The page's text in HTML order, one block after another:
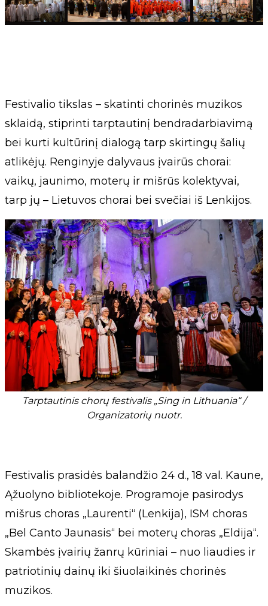
Festivalio tikslas – skatinti chorinės muzikos
sklaidą, stiprinti tarptautinį bendradarbiavimą
bei kurti kultūrinį dialogą tarp skirtingų šalių
atlikėjų. Renginyje dalyvaus įvairūs chorai:
vaikų, jaunimo, moterų ir mišrūs kolektyvai,
tarp jų – Lietuvos chorai bei svečiai iš Lenkijos.
Tarptautinis chorų festivalis „Sing in Lithuania“ /
Organizatorių nuotr.
Festivalis prasidės balandžio 24 d., 18 val. Kaune,
Ąžuolyno bibliotekoje. Programoje pasirodys
mišrus choras „Laurenti“ (Lenkija), ISM choras
„Bel Canto Jaunasis“ bei moterų choras „Eldija“.
Skambės įvairių žanrų kūriniai – nuo liaudies ir
patriotinių dainų iki šiuolaikinės chorinės
muzikos.